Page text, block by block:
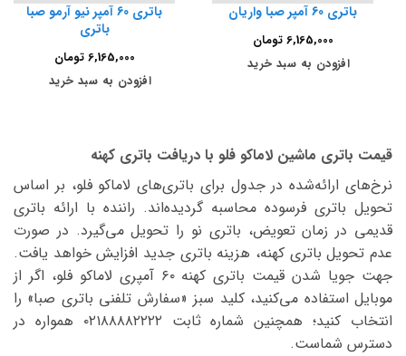
باتری 60 آمپر صبا واریان
6,165,000 تومان
افزودن به سبد خرید
باتری 60 آمپر نیو آرمو صبا
باتری
6,165,000 تومان
افزودن به سبد خرید
قیمت باتری ماشین لاماکو فلو با دریافت باتری کهنه
نرخ‌های ارائه‌شده در جدول برای باتری‌های لاماکو فلو، بر اساس
تحویل باتری فرسوده محاسبه گردیده‌اند. راننده با ارائه باتری
قدیمی در زمان تعویض، باتری نو را تحویل می‌گیرد. در صورت
عدم تحویل باتری کهنه، هزینه باتری جدید افزایش خواهد یافت.
جهت جویا شدن قیمت باتری کهنه ۶۰ آمپری لاماکو فلو، اگر از
موبایل استفاده می‌کنید، کلید سبز «سفارش تلفنی باتری صبا» را
انتخاب کنید؛ همچنین شماره ثابت ۰۲۱۸۸۸۸۲۲۲۲ همواره در
دسترس شماست.